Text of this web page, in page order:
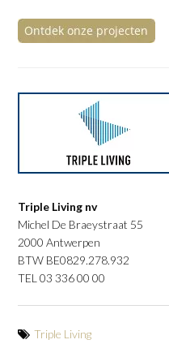
Triple Living nv
Michel De Braeystraat 55
2000 Antwerpen
BTW BE0829.278.932
TEL 03 336 00 00
Triple Living